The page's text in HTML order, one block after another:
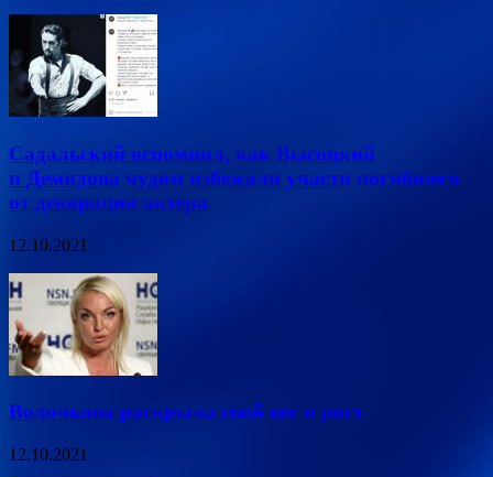
Садальский вспомнил, как Высоцкий
и Демидова чудом избежали участи погибшего
от декорации актера
12.10.2021
Волочкова раскрыла свой вес и рост
12.10.2021